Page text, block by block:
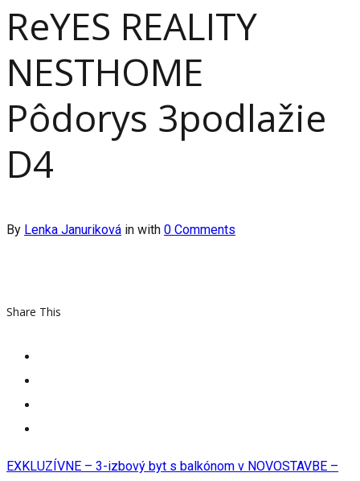
ReYES REALITY
NESTHOME
Pôdorys 3podlažie
D4
By Lenka Januriková in with 0 Comments
Share This
EXKLUZÍVNE – 3-izbový byt s balkónom v NOVOSTAVBE –